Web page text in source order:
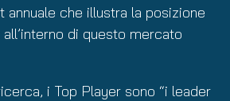
annuale che illustra la posizione
di questo mercato
i Top Player sono “i leader